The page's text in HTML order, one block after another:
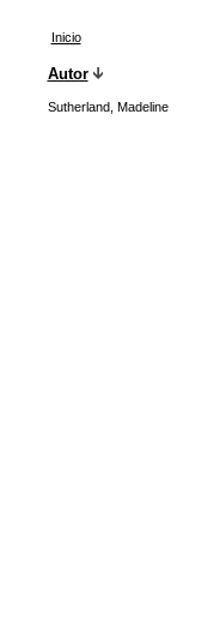
Inicio
Autor
Sutherland, Madeline